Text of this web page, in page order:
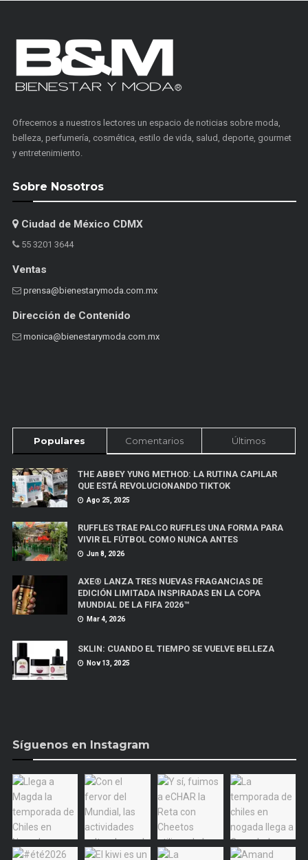
Ofrecemos a nuestros lectores un espacio de noticias sobre moda,
belleza, perfumería, cosmética, estilo de vida, salud, deporte, gourmet
y entretenimiento.
Sobre Nosotros
Ciudad de México CDMX
55 3201 3644
Ventas
prensa@bienestarymoda.com.mx
Dirección de Contenido
monica@bienestarymoda.com.mx
Populares Comentarios Últimos
THE ABBEY YUNG METHOD: LA RUTINA CAPILAR
QUE ESTÁ REVOLUCIONANDO TIKTOK
Ago 25, 2025
RUFFLES TRAE PALCO RUFFLES UNA FORMA PARA
VIVIR EL FÚTBOL COMO NUNCA ANTES
Jun 8, 2026
AXE® LANZA TRES NUEVAS FRAGANCIAS DE
EDICIÓN LIMITADA INSPIRADAS EN LA COPA
MUNDIAL DE LA FIFA 2026™
Mar 4, 2026
SKLIN: CUANDO EL TIEMPO SE VUELVE BELLEZA
Nov 13, 2025
Síguenos en Instagram